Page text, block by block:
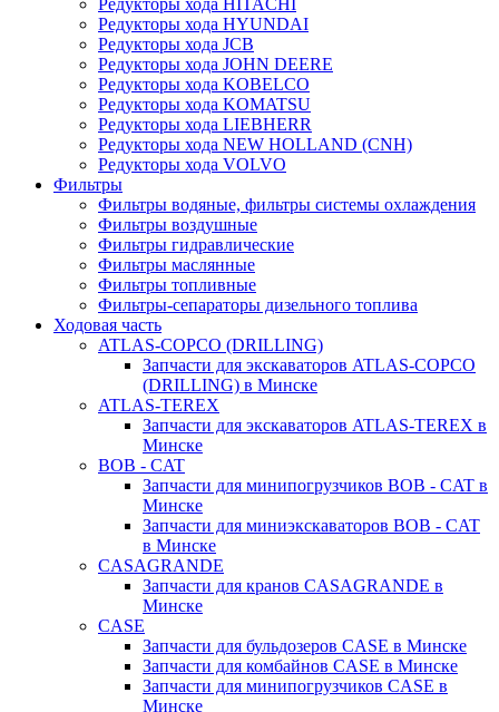
Редукторы хода HITACHI
Редукторы хода HYUNDAI
Редукторы хода JCB
Редукторы хода JOHN DEERE
Редукторы хода KOBELCO
Редукторы хода KOMATSU
Редукторы хода LIEBHERR
Редукторы хода NEW HOLLAND (CNH)
Редукторы хода VOLVO
Фильтры
Фильтры водяные, фильтры системы охлаждения
Фильтры воздушные
Фильтры гидравлические
Фильтры маслянные
Фильтры топливные
Фильтры-сепараторы дизельного топлива
Ходовая часть
ATLAS-COPCO (DRILLING)
Запчасти для экскаваторов ATLAS-COPCO
(DRILLING) в Минске
ATLAS-TEREX
Запчасти для экскаваторов ATLAS-TEREX в
Минске
BOB - CAT
Запчасти для минипогрузчиков BOB - CAT в
Минске
Запчасти для миниэкскаваторов BOB - CAT
в Минске
CASAGRANDE
Запчасти для кранов CASAGRANDE в
Минске
CASE
Запчасти для бульдозеров CASE в Минске
Запчасти для комбайнов CASE в Минске
Запчасти для минипогрузчиков CASE в
Минске